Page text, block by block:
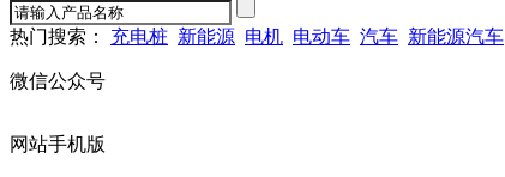
热门搜索： 充电桩 新能源 电机 电动车 汽车 新能源汽车
微信公众号
网站手机版